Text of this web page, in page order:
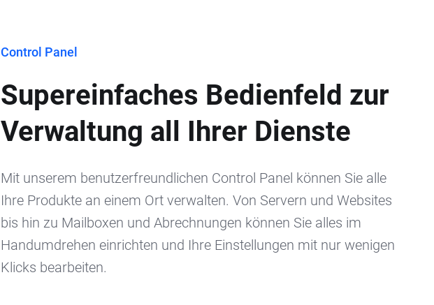
Control Panel
Supereinfaches Bedienfeld zur
Verwaltung all Ihrer Dienste
Mit unserem benutzerfreundlichen Control Panel können Sie alle
Ihre Produkte an einem Ort verwalten. Von Servern und Websites
bis hin zu Mailboxen und Abrechnungen können Sie alles im
Handumdrehen einrichten und Ihre Einstellungen mit nur wenigen
Klicks bearbeiten.